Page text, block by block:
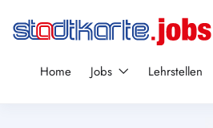
Home Jobs Lehrstellen